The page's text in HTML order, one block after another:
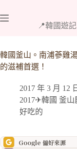
至
內
容
📍韓國遊
韓國釜山。南浦蔘雞
的滋補首選！
2017 年 3 月 12
2017✈韓國 釜山
好吃的
Google 偏好來源